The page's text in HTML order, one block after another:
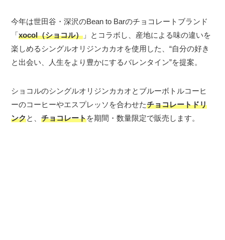
今年は世田谷・深沢のBean to Barのチョコレートブランド
「xocol（ショコル） 」とコラボし、産地による味の違いを
楽しめるシングルオリジンカカオを使用した、“自分の好き
と出会い、人生をより豊かにするバレンタイン”を提案。
ショコルのシングルオリジンカカオとブルーボトルコーヒ
ーのコーヒーやエスプレッソを合わせたチョコレートドリ
ンクと、チョコレートを期間・数量限定で販売します。